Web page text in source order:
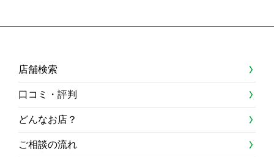
店舗検索
口コミ・評判
どんなお店？
ご相談の流れ